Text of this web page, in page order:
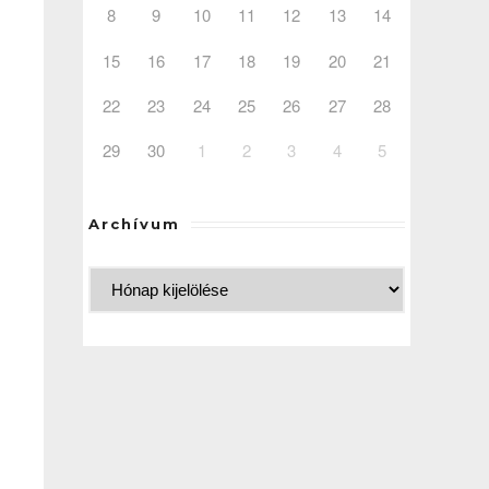
8
9 10 11 12 13
14
15
16 17 18 19 20
21
22
23 24 25 26 27
28
29
30 1 2 3 4 5
Archívum